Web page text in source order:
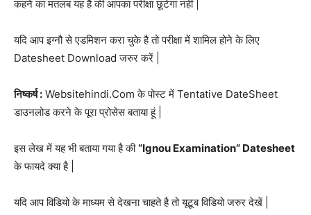
कहने का मतलब यह है की आपका परीक्षा छूटेगा नहीं |
यदि आप इग्नौ से एडमिशन करा चुके है तो परीक्षा में शामिल होने के लिए
Datesheet Download जरुर करें |
निष्कर्ष : Websitehindi.Com के पोस्ट में Tentative DateSheet
डाउनलोड करने के पूरा प्रोसेस बताया हूं |
इस लेख में यह भी बताया गया है की“Ignou Examination” Datesheet
के फायदे क्या है |
यदि आप विडियो के माध्यम से देखना चाहते है तो यूटूब विडियो जरुर देखें |